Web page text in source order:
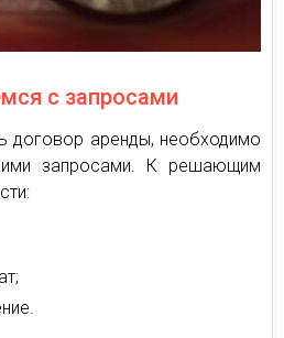
с запросами
договор аренды, необходимо
запросами. К решающим